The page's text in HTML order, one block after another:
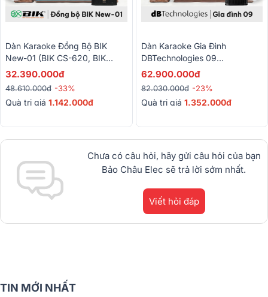
Dàn Karaoke Đồng Bộ BIK
New-01 (BIK CS-620, BIK
BDA-X33, BIK BBK-W25A, BIK
32.390.000đ
48.610.000đ -33%
Quà trị giá 1.142.000đ
Dàn Karaoke Gia Đình
DBTechnologies 09
(dBTechnologies LVX P12,
BPR-5800, Sub612, BIK BJ-
U600)
62.900.000đ
82.030.000đ -23%
Quà trị giá 1.352.000đ
Chưa có câu hỏi, hãy gửi câu hỏi của bạn
Bảo Châu Elec sẽ trả lời sớm nhất.
Viết hỏi đáp
TIN MỚI NHẤT